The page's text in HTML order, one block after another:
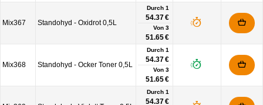
Mix367 Standohyd - Oxidrot 0,5L
Durch 1
54.37 €
Von 3
51.65 €
Mix368 Standohyd - Ocker Toner 0,5L
Durch 1
54.37 €
Von 3
51.65 €
Durch 1
54.37 €